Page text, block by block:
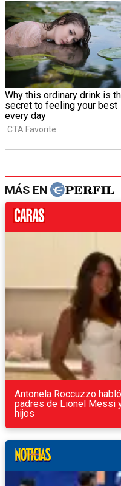
MÁS EN
Antonela Roccuzzo
padres de Lionel Messi
hijos